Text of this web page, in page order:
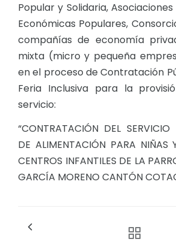
Popular y Solidaria,
Económicas Populares,
compañías de economía
mixta (micro y pequeña
en el proceso de Contratación
Feria Inclusiva para la
servicio:
“CONTRATACIÓN DEL SERVICIO
DE ALIMENTACIÓN PARA NIÑAS
CENTROS INFANTILES DE LA
GARCÍA MORENO CANTÓN